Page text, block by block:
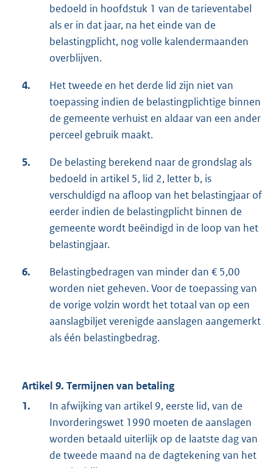
bedoeld in hoofdstuk 1 van de tarieventabel
als er in dat jaar, na het einde van de
belastingplicht, nog volle kalendermaanden
overblijven.
4.
Het tweede en het derde lid zijn niet van
toepassing indien de belastingplichtige binnen
de gemeente verhuist en aldaar van een ander
perceel gebruik maakt.
5.
De belasting berekend naar de grondslag als
bedoeld in artikel 5, lid 2, letter b, is
verschuldigd na afloop van het belastingjaar of
eerder indien de belastingplicht binnen de
gemeente wordt beëindigd in de loop van het
belastingjaar.
6.
Belastingbedragen van minder dan € 5,00
worden niet geheven. Voor de toepassing van
de vorige volzin wordt het totaal van op een
aanslagbiljet verenigde aanslagen aangemerkt
als één belastingbedrag.
Artikel 9. Termijnen van betaling
1.
In afwijking van artikel 9, eerste lid, van de
Invorderingswet 1990 moeten de aanslagen
worden betaald uiterlijk op de laatste dag van
de tweede maand na de dagtekening van het